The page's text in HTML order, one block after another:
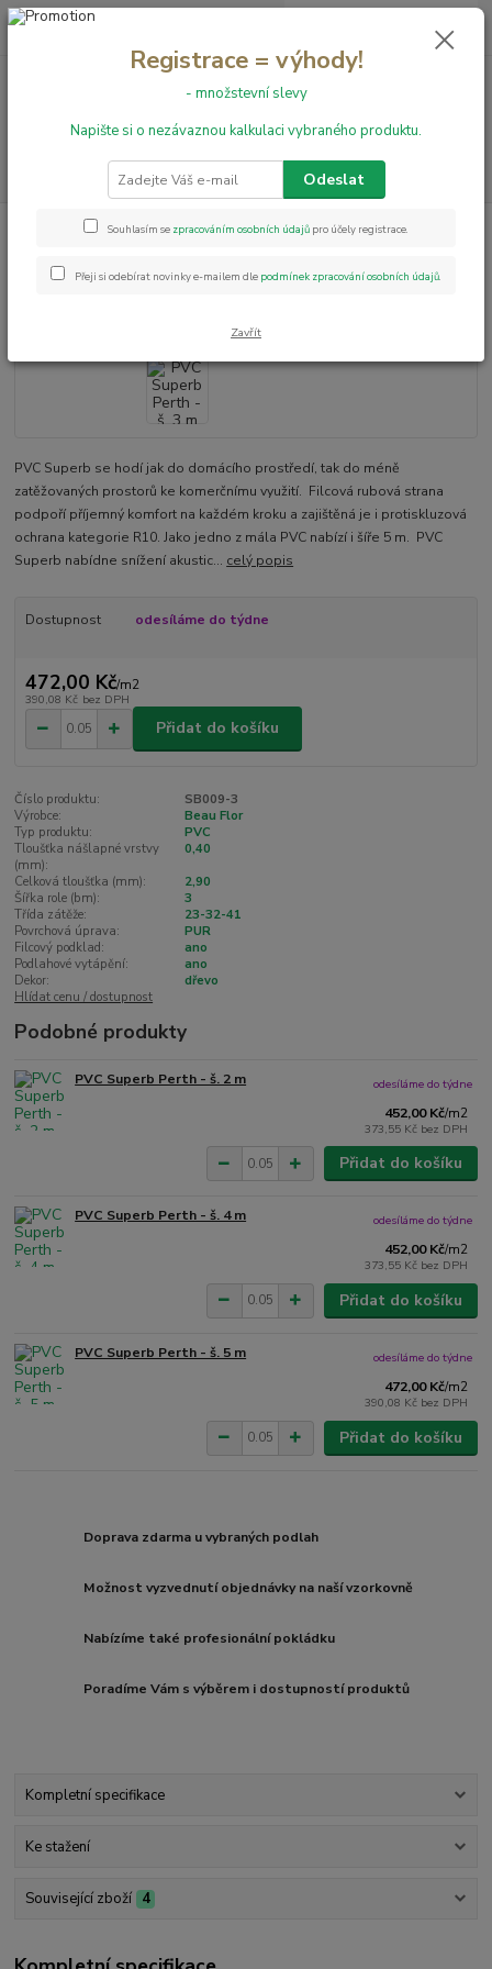
+420 731 199 591 0,00 Kč
PVC podlahy Superb PVC Superb Perth - š. 3 m
PVC Superb Perth - š. 3 m
PVC Superb se hodí jak do domácího prostředí, tak do méně
zatěžovaných prostorů ke komerčnímu využití. Filcová rubová strana
podpoří příjemný komfort na každém kroku a zajištěná je i protiskluzová
ochrana kategorie R10. Jako jedno z mála PVC nabízí i šíře 5 m. PVC
Superb nabídne snížení akustic... celý popis
Dostupnost odesíláme do týdne
472,00 Kč/m2
390,08 Kč bez DPH
Přidat do košíku
Číslo produktu:
SB009-3
Výrobce:
Beau Flor
Typ produktu:
PVC
Tloušťka nášlapné vrstvy
(mm):
0,40
Celková tloušťka (mm):
2,90
Šířka role (bm):
3
Třída zátěže:
23-32-41
Povrchová úprava:
PUR
Filcový podklad:
ano
Podlahové vytápění:
ano
Dekor:
dřevo
Hlídat cenu / dostupnost
Podobné produkty
PVC Superb Perth - š. 2 m
452,00 Kč/m2
373,55 Kč bez DPH
odesíláme do týdne
Přidat do košíku
PVC Superb Perth - š. 4 m
452,00 Kč/m2
373,55 Kč bez DPH
odesíláme do týdne
Přidat do košíku
PVC Superb Perth - š. 5 m
472,00 Kč/m2
390,08 Kč bez DPH
odesíláme do týdne
Přidat do košíku
Doprava zdarma u vybraných podlah
Možnost vyzvednutí objednávky na naší vzorkovně
Nabízíme také profesionální pokládku
Poradíme Vám s výběrem i dostupností produktů
Kompletní specifikace
Ke stažení
Související zboží 4
Registrace = výhody!
- množstevní slevy
Napište si o nezávaznou kalkulaci vybraného produktu.
Odeslat
Souhlasím se zpracováním osobních údajů pro účely registrace.
Přeji si odebírat novinky e-mailem dle podmínek zpracování osobních údajů.
Zavřít